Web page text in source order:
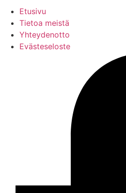
Etusivu
Tietoa meistä
Yhteydenotto
Evästeseloste